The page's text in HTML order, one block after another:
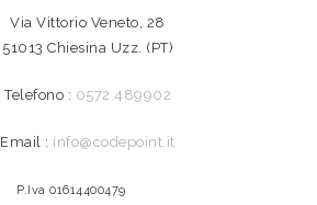
Via Vittorio Veneto, 28
51013 Chiesina Uzz. (PT)
Telefono : 0572.489902
Email : info@codepoint.it
P.Iva 01614400479